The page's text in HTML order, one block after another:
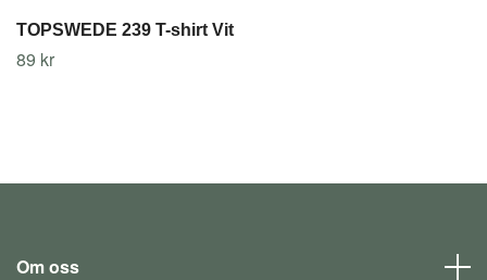
TOPSWEDE 239 T-shirt Vit
89 kr
Om oss